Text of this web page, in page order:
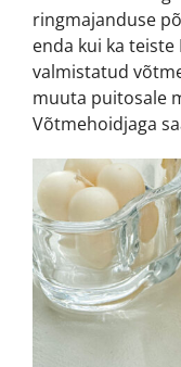
ringmajanduse
enda kui ka
valmistatud
muuta puitosale
Võtmehoidjaga